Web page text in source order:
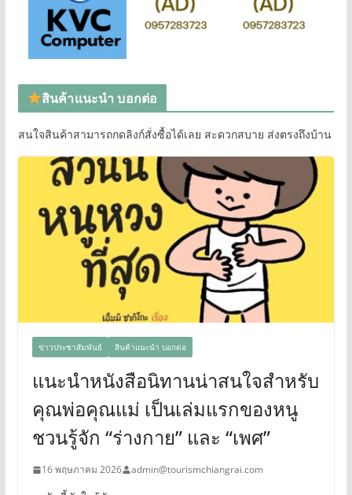
สินค้าแนะนำ บอกต่อ
สนใจสินค้าสามารถกดลิงก์สั่งซื้อได้เลย สะดวกสบาย ส่งตรงถึงบ้าน
ข่าวประชาสัมพันธ์ สินค้าแนะนำ บอกต่อ
แนะนำหนังสือนิทานน่าสนใจสำหรับ
คุณพ่อคุณแม่ เป็นเล่มแรกของหนู
ชวนรู้จัก “ร่างกาย” และ “เพศ”
16 พฤษภาคม 2026 admin@tourismchiangrai.com